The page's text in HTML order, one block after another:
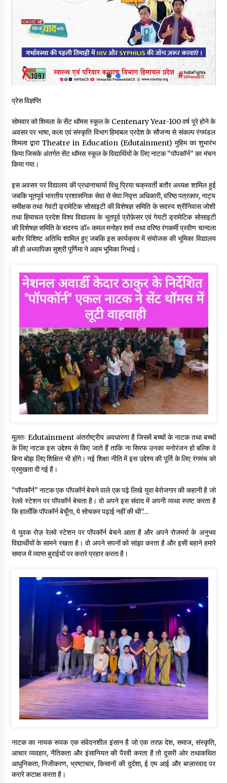
नितिन गडकरी से मिले विक्रमादित्य सिंह, हिमाचल की सड़क परियोजनाओं को
आपदा के दौरान मीडिया संचार एवं सूचना प्रबंधन पर शिमला में एक दिवसीय
06/08/2026
06/08/2026
बड़ी ख़बर – अनुबंध कर्मचारियों को बैक डेट से नहीं मिलेगा नियमितीकरण,
शिक्षा निदेशालय ने जारी किया स्पष्टीकरण
देहरा पुलिस की बड़ी कार्रवाई- 90 लाख नकद और 2 करोड़के सोने के
आभूषण बरामद, 7 आरोपी गिरफ्तार
05/08/2026
प्रेस विज्ञप्ति
सोमवार को शिमला के सेंट थॉमस स्कूल के Centenary Year-100 वर्ष पूरे होने के
अवसर पर भाषा, कला एवं संस्कृति विभाग हिमाबल प्रदेश के सौजन्य से संकल्प रंगमंडल
शिमला द्वारा Theatre in Education (Edutainment) मुहिम का शुभारंभ
किया जिसके अंतर्गत सेंट थॉमस स्कूल के विद्यार्थियों के लिए नाटक “पॉपकॉर्न” का मंचन
किया गया।
इस अवसर पर विद्यालय की प्रधानाचार्या विधु प्रिया चक्रवर्ती बतौर अध्यक्ष शामिल हुई
जबकि भूतपूर्व भारतीय प्रशासनिक सेवा से सेवा निवृत्त अधिकारी, वरिष्ठ पत्रकार, नाट्य
समीक्षक तथा गेवटी ड्रामेटिक सोसाइटी की विशेषज्ञ समिति के सदस्य श्रीनिवास जोशी
तथा हिमाचल प्रदेश विश्व विद्यालय के भूतपूर्व प्रोफ़ेसर एवं गेयटी ड्रामेटिक सोसाइटी
की विशेषज्ञ समिति के सदस्य डॉ० कमल मनोहर शर्मा तथा वरिष्ठ रंगकर्मी प्रवीण चान्दला
बतौर विशिष्ट अतिथि शामिल हुए जबकि इस कार्यक्रम में संयोजक की भूमिका विद्यालय
की ही अध्यापिका सुश्री पूर्णिमा ने अहम भूमिका निभाई।
मूलतः Edutainment अंतर्राष्ट्रीय अवधारणा है जिसमें बच्चों के नाटक तथा बच्चों
के लिए नाटक इस उद्देश्य से किए जाते हैं ताकि ना सिरफ उनका मनोरंजन हो बल्कि वे
बिना बोझ लिए शिक्षित भी होंगे। नई शिक्षा नीति में इस उद्देश्य की पूर्ति के लिए रंगमंच को
प्रमुखता दी गई है।
“पॉपकॉर्न” नाटक एक पॉपकॉर्न बेचने वाले एक पढ़े लिखे युवा बेरोजगार की कहानी है जो
रेलवे स्टेशन पर पॉपकॉर्न बेचता है। वो अपने इस संवाद में अपनी व्यथा स्पष्ट करता है
कि हालाँकि पॉपकॉर्न बेचूँगा, ये सोचकर पढ़ाई नहीं की थी”…
ये युवक रोज़ रेलवे स्टेशन पर पॉपकॉर्न बेचने आता है और अपने रोजमर्रा के अनुभव
विद्यार्थीयों के सामने रखता है। वो अपने सपनों को सांझा करता है और इसी बहाने हमारे
समाज में व्याप्त बुराईयों पर करारे प्रहार करता है।
नाटक का नायक रूपक एक संवेदनशील इंसान है जो एक तरफ़ देश, समाज, संस्कृति,
आचार व्यवहार, नैतिकता और इंसानियत की पैरवी करता है तो दूसरी ओर तथाकथित
आधुनिकता, निजीकरण, भ्रष्टाचार, किसानों की दुर्दशा, ई एम आई और बाज़ारवाद पर
करारे कटाक्ष करता है।